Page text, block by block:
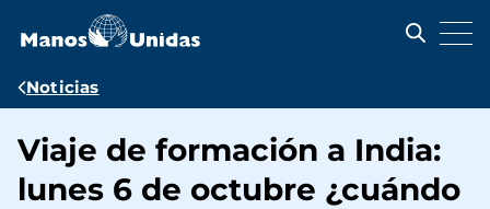
contenido
Ruta
navegación
Noticias
Viaje de formación a India:
lunes 6 de octubre ¿cuándo